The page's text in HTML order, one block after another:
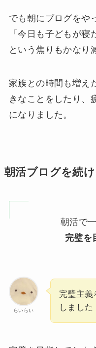
でも朝にブログをや
「今日も子どもが寝
という焦りもかなり
家族との時間も増え
きなことをしたり、
になりました。
朝活ブログを続
朝活で
完璧を
らいらい
完璧主義
しました